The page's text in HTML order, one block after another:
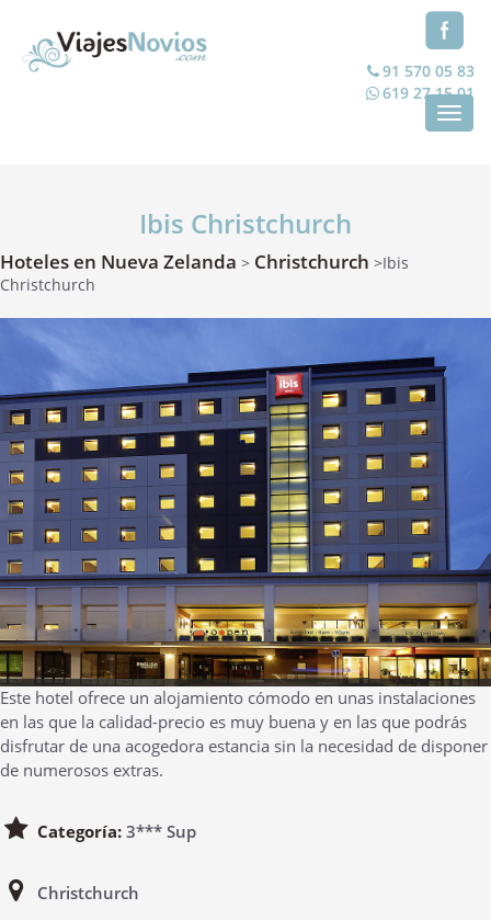
91 570 05 83
619 27 15 01
Ibis Christchurch
Hoteles en Nueva Zelanda > Christchurch >Ibis
Christchurch
Este hotel ofrece un alojamiento cómodo en unas instalaciones
en las que la calidad-precio es muy buena y en las que podrás
disfrutar de una acogedora estancia sin la necesidad de disponer
de numerosos extras.
Categoría:3*** Sup
Christchurch